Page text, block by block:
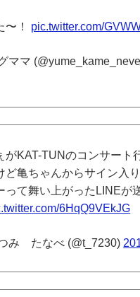
〜！ pic.twitter.com/
ママ
がKAT-TUNのコンサート
ど亀ちゃんからサイン入
って舞い上がったLINEが
6HqQ9VEkJG
み たなべ (@t_7230)